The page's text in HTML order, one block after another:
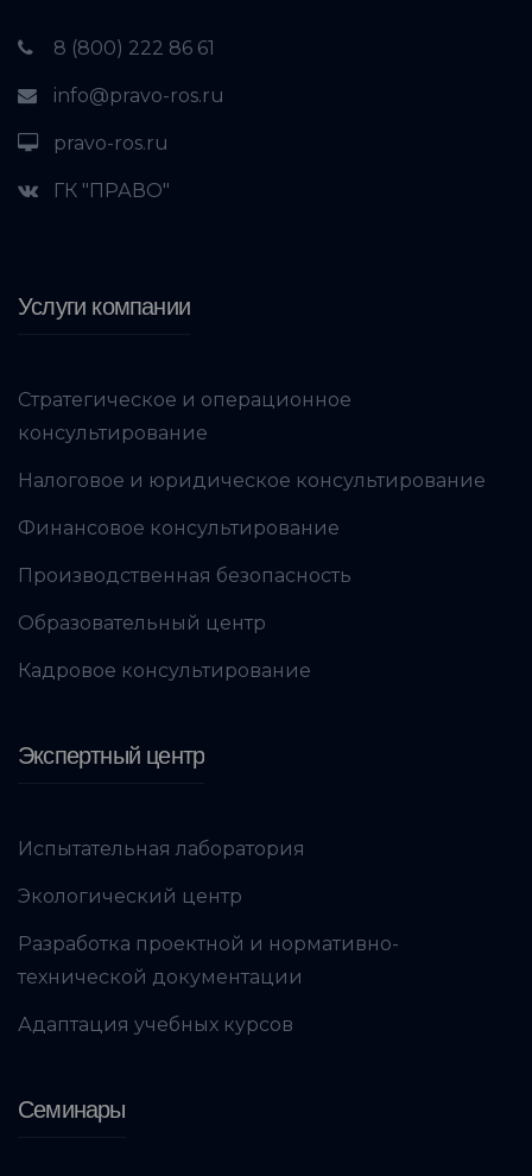
8 (800) 222 86 61
info@pravo-ros.ru
pravo-ros.ru
ГК "ПРАВО"
Услуги компании
Стратегическое и операционное
консультирование
Налоговое и юридическое консультирование
Финансовое консультирование
Производственная безопасность
Образовательный центр
Кадровое консультирование
Экспертный центр
Испытательная лаборатория
Экологический центр
Разработка проектной и нормативно-
технической документации
Адаптация учебных курсов
Семинары